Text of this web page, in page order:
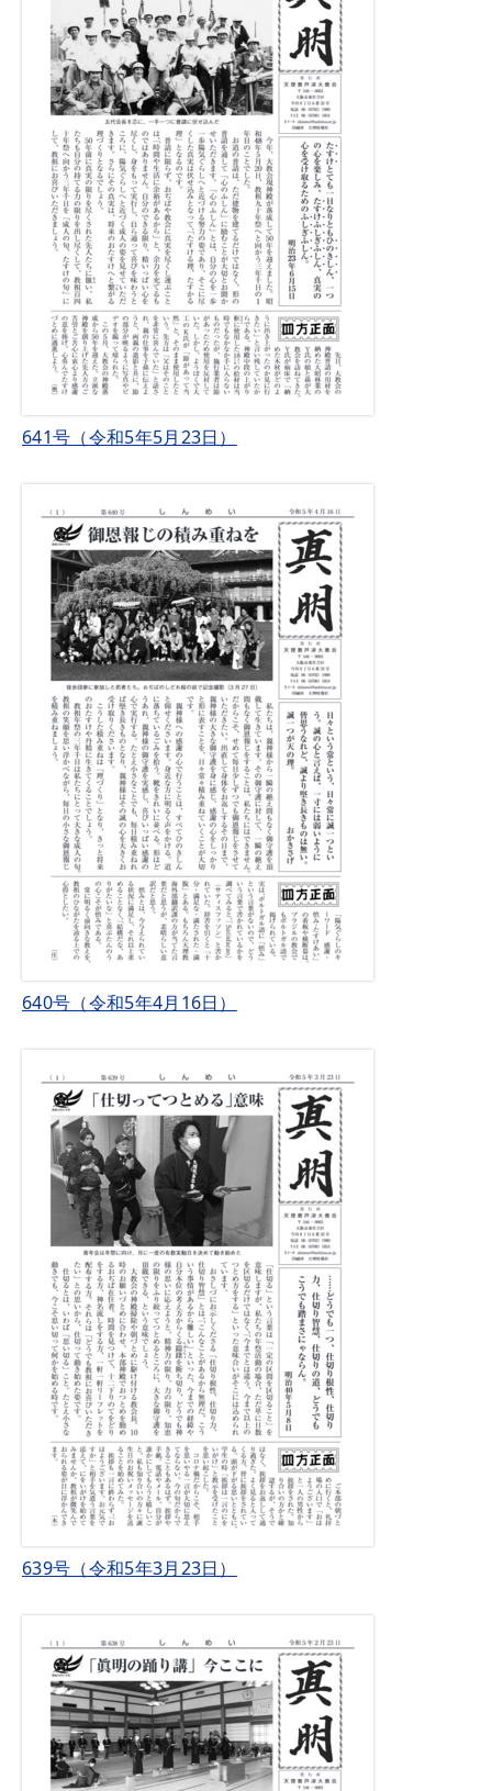
641号（令和5年5月23日）
640号（令和5年4月16日）
639号（令和5年3月23日）